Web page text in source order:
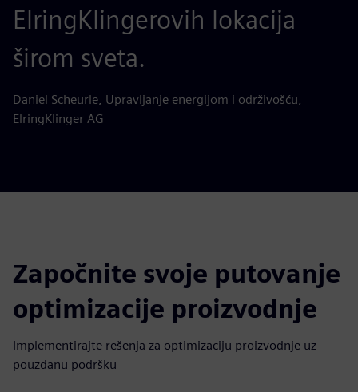
ElringKlingerovih lokacija
širom sveta.
Daniel Scheurle, Upravljanje energijom i održivošću,
ElringKlinger AG
Započnite svoje putovanje
optimizacije proizvodnje
Implementirajte rešenja za optimizaciju proizvodnje uz
pouzdanu podršku